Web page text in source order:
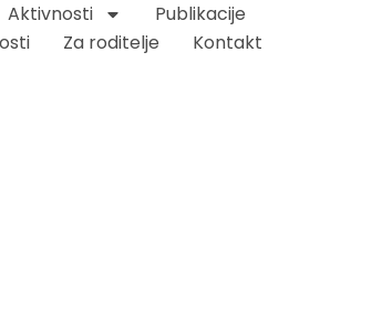
Aktivnosti
Publikacije
Za roditelje Kontakt